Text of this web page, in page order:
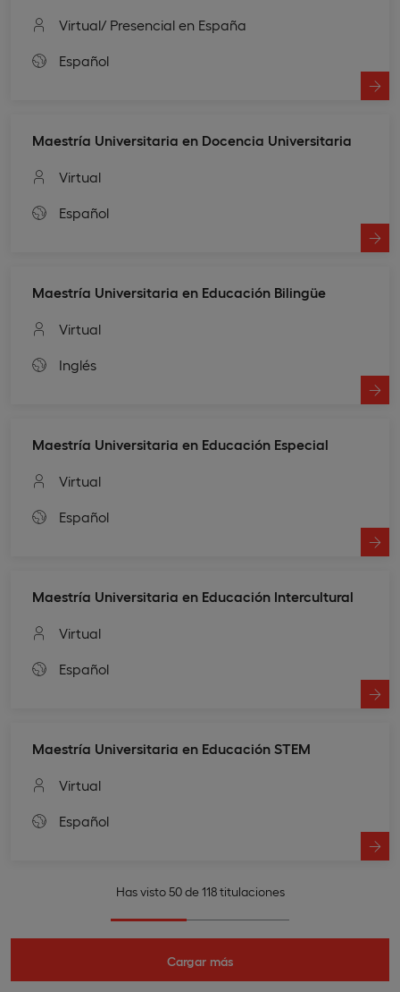
Virtual/ Presencial en España
Español
Maestría Universitaria en Docencia Universitaria
Virtual
Español
Maestría Universitaria en Educación Bilingüe
Virtual
Inglés
Maestría Universitaria en Educación Especial
Virtual
Español
Maestría Universitaria en Educación Intercultural
Virtual
Español
Maestría Universitaria en Educación STEM
Virtual
Español
Has visto 50 de 118 titulaciones
Cargar más